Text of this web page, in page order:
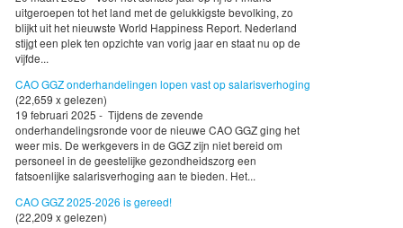
uitgeroepen tot het land met de gelukkigste bevolking, zo
blijkt uit het nieuwste World Happiness Report. Nederland
stijgt een plek ten opzichte van vorig jaar en staat nu op de
vijfde...
CAO GGZ onderhandelingen lopen vast op salarisverhoging
(22,659 x gelezen)
19 februari 2025 - Tijdens de zevende
onderhandelingsronde voor de nieuwe CAO GGZ ging het
weer mis. De werkgevers in de GGZ zijn niet bereid om
personeel in de geestelijke gezondheidszorg een
fatsoenlijke salarisverhoging aan te bieden. Het...
CAO GGZ 2025-2026 is gereed!
(22,209 x gelezen)